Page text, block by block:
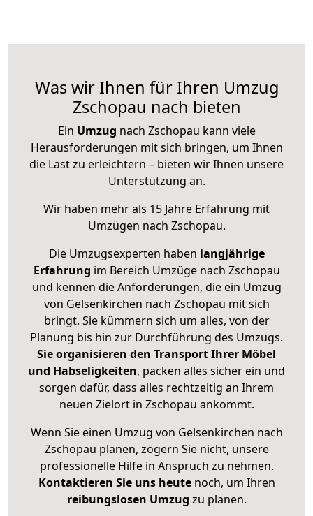
Was wir Ihnen für Ihren Umzug
Zschopau nach bieten
Ein Umzug nach Zschopau kann viele
Herausforderungen mit sich bringen, um Ihnen
die Last zu erleichtern – bieten wir Ihnen unsere
Unterstützung an.
Wir haben mehr als 15 Jahre Erfahrung mit
Umzügen nach Zschopau.
Die Umzugsexperten haben langjährige
Erfahrung im Bereich Umzüge nach Zschopau
und kennen die Anforderungen, die ein Umzug
von Gelsenkirchen nach Zschopau mit sich
bringt. Sie kümmern sich um alles, von der
Planung bis hin zur Durchführung des Umzugs.
Sie organisieren den Transport Ihrer Möbel
und Habseligkeiten, packen alles sicher ein und
sorgen dafür, dass alles rechtzeitig an Ihrem
neuen Zielort in Zschopau ankommt.
Wenn Sie einen Umzug von Gelsenkirchen nach
Zschopau planen, zögern Sie nicht, unsere
professionelle Hilfe in Anspruch zu nehmen.
Kontaktieren Sie uns heutenoch, um Ihren
reibungslosen Umzug zu planen.